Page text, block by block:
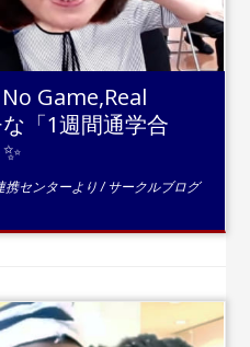
Game,Real
「1週間通学合
携センターより/ サークルブログ